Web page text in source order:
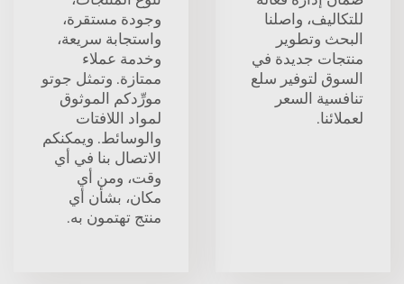
للتكاليف، واصلنا
البحث وتطوير
منتجات جديدة في
السوق لتوفير سلع
تنافسية السعر
لعملائنا.
وجودة مستقرة،
واستجابة سريعة،
وخدمة عملاء
ممتازة. وتمثل جوتو
مورِّدكم الموثوق
لمواد اللافتات
والوسائط. ويمكنكم
الاتصال بنا في أي
وقت، ومن أي
مكان، بشأن أي
منتج تهتمون به.